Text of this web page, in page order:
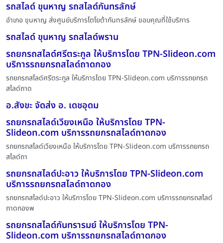
รถสไลด์ ขุนหาญ รถสไลด์กันทรลักษ์
อำเภอ ขุนหาญ ส่งศูนย์บริการโตโยต้ากันทรลักษ์ ขอบคุณที่ใช้บริการ
รถสไลด์ ขุนหาญ รถสไลด์พราน
รถยกรถสไลด์ศรีตระกูล ให้บริการโดย TPN-Slideon.com
บริการรถยกรถสไลด์ถาดกอง
รถยกรถสไลด์ศรีตระกูล ให้บริการโดย TPN-Slideon.com บริการรถยกรถ
สไลด์ถาด
อ.สังขะ จัดส่ง อ. เดชอุดม
รถยกรถสไลด์เวียงเหนือ ให้บริการโดย TPN-
Slideon.com บริการรถยกรถสไลด์ถาดกอง
รถยกรถสไลด์เวียงเหนือ ให้บริการโดย TPN-Slideon.com บริการรถยกรถ
สไลด์ถา
รถยกรถสไลด์ปะอาว ให้บริการโดย TPN-Slideon.com
บริการรถยกรถสไลด์ถาดกอง
รถยกรถสไลด์ปะอาว ให้บริการโดย TPN-Slideon.com บริการรถยกรถสไลด์
ถาดกองพ
รถยกรถสไลด์กันทรารมย์ ให้บริการโดย TPN-
Slideon.com บริการรถยกรถสไลด์ถาดกอง